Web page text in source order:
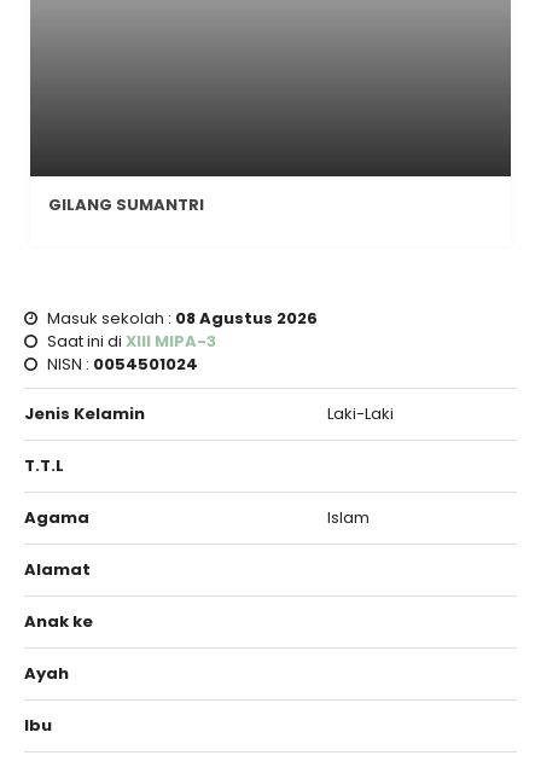
GILANG SUMANTRI
Masuk sekolah : 08 Agustus 2026
Saat ini di XIII MIPA-3
NISN : 0054501024
Jenis Kelamin Laki-Laki
T.T.L
Agama Islam
Alamat
Anak ke
Ayah
Ibu